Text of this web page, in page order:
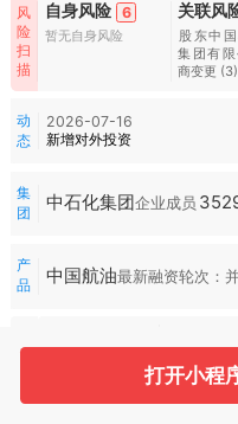
风
险
扫
描
自身风险 6
暂无自身风险
关联风
股东中
集团有
商变更 (3)
动
态
2026-07-16
新增对外投资
集
团
中石化集团企业成员
产
品
中国航油最新融资轮次：
用
司法案
打开小程